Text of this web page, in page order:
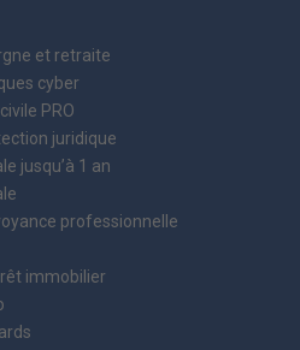
et retraite
cyber
PRO
juridique
jusqu’à 1 an
professionnelle
immobilier